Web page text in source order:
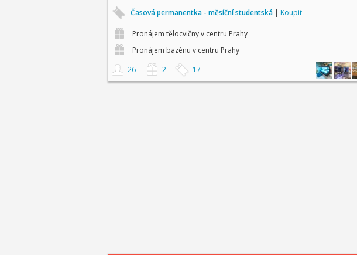
Časová permanentka - měsíční studentská | Koupit
Pronájem tělocvičny v centru Prahy
Pronájem bazénu v centru Prahy
26
2 17